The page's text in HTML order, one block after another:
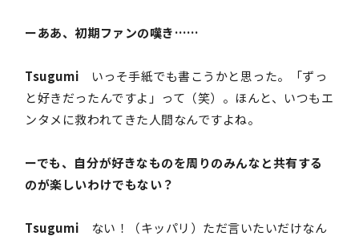
ーああ、初期ファンの嘆き……
Tsugumi
いっそ手紙でも書こうかと思った。「ずっ
と好きだったんですよ」って（笑）。ほんと、いつもエ
ンタメに救われてきた人間なんですよね。
ーでも、自分が好きなものを周りのみんなと共有する
のが楽しいわけでもない？
Tsugumi ない！（キッパリ）ただ言いたいだけなん